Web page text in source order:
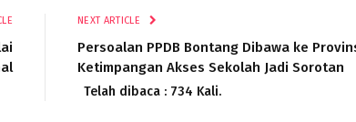
NEXT ARTICLE
Persoalan PPDB Bontang Dibawa ke
Ketimpangan Akses Sekolah Jadi Sorotan
Telah dibaca : 734 Kali.